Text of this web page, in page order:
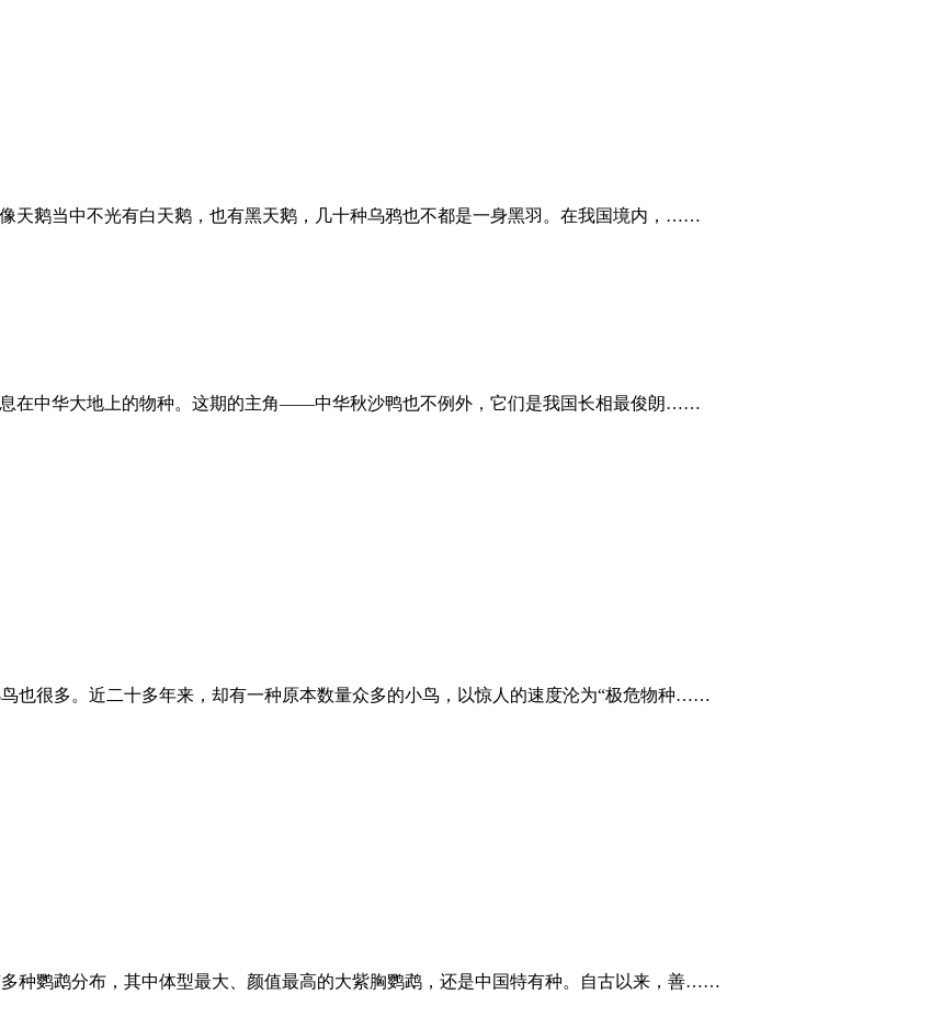
天鹅当中不光有白天鹅，也有黑天鹅，几十种乌鸦也不都是一身黑羽。在我国境内，……
在中华大地上的物种。这期的主角——中华秋沙鸭也不例外，它们是我国长相最俊朗……
也很多。近二十多年来，却有一种原本数量众多的小鸟，以惊人的速度沦为“极危物种……
种鹦鹉分布，其中体型最大、颜值最高的大紫胸鹦鹉，还是中国特有种。自古以来，善……